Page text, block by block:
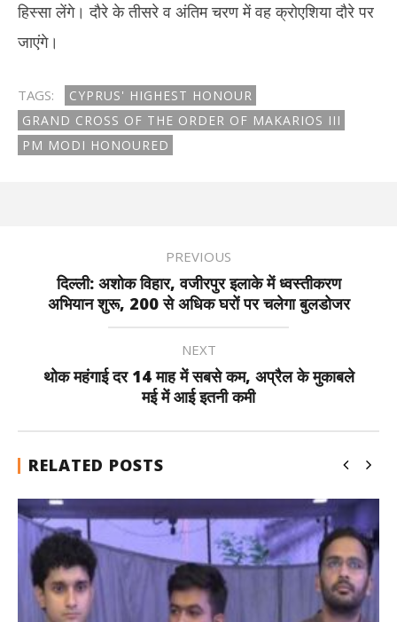
हिस्सा लेंगे। दौरे के तीसरे व अंतिम चरण में वह क्रोएशिया दौरे पर
जाएंगे।
TAGS:
CYPRUS' HIGHEST HONOUR
GRAND CROSS OF THE ORDER OF MAKARIOS III
PM MODI HONOURED
PREVIOUS
दिल्ली: अशोक विहार, वजीरपुर इलाके में ध्वस्तीकरण
अभियान शुरू, 200 से अधिक घरों पर चलेगा बुलडोजर
NEXT
थोक महंगाई दर 14 माह में सबसे कम, अप्रैल के मुकाबले
मई में आई इतनी कमी
RELATED POSTS